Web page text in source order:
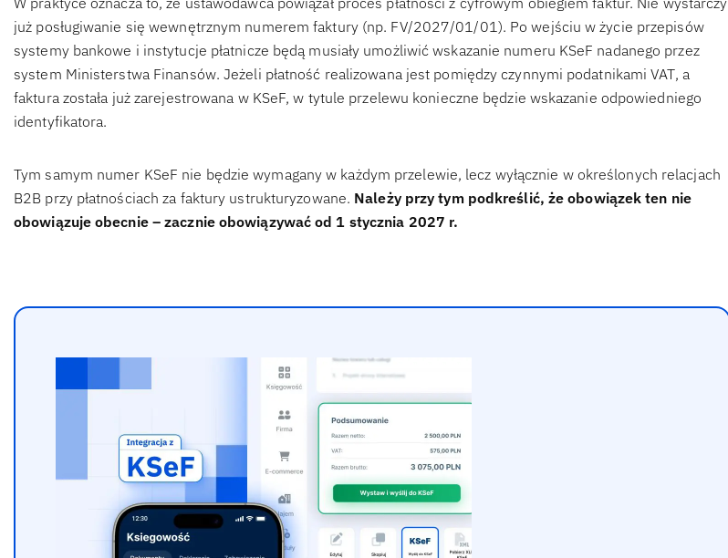
już posługiwanie się wewnętrznym numerem faktury (np. FV/2027/01/01). Po wejściu w życie przepisów
systemy bankowe i instytucje płatnicze będą musiały umożliwić wskazanie numeru KSeF nadanego przez
system Ministerstwa Finansów. Jeżeli płatność realizowana jest pomiędzy czynnymi podatnikami VAT, a
faktura została już zarejestrowana w KSeF, w tytule przelewu konieczne będzie wskazanie odpowiedniego
identyfikatora.
Tym samym numer KSeF nie będzie wymagany w każdym przelewie, lecz wyłącznie w określonych relacjach
B2B przy płatnościach za faktury ustrukturyzowane. Należy przy tym podkreślić, że obowiązek ten nie
obowiązuje obecnie – zacznie obowiązywać od 1 stycznia 2027 r.